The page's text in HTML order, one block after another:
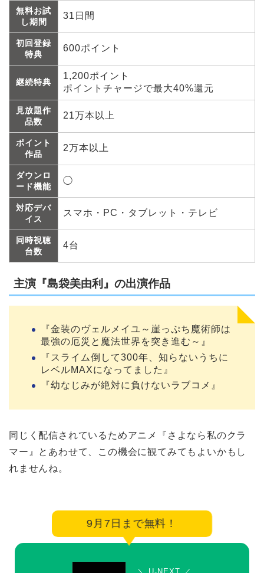
無料お試
し期間
31日間
初回登録
特典
600ポイント
継続特典
1,200ポイント
ポイントチャージで最大40%還元
見放題作
品数
21万本以上
ポイント
作品
2万本以上
ダウンロ
ード機能
◯
対応デバ
イス
スマホ・PC・タブレット・テレビ
同時視聴
台数
4台
主演『島袋美由利』の出演作品
『金装のヴェルメイユ～崖っぷち魔術師は
最強の厄災と魔法世界を突き進む～』
『スライム倒して300年、知らないうちに
レベルMAXになってました』
『幼なじみが絶対に負けないラブコメ』
同じく配信されているためアニメ『さよなら私のクラ
マー』とあわせて、この機会に観てみてもよいかもし
れませんね。
9月7日まで無料！